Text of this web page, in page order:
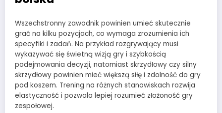
Wszechstronny zawodnik powinien umieć skutecznie
grać na kilku pozycjach, co wymaga zrozumienia ich
specyfiki i zadań. Na przykład rozgrywający musi
wykazywać się świetną wizją gry i szybkością
podejmowania decyzji, natomiast skrzydłowy czy silny
skrzydłowy powinien mieć większą siłę i zdolność do gry
pod koszem. Trening na różnych stanowiskach rozwija
elastyczność i pozwala lepiej rozumieć złożoność gry
zespołowej.